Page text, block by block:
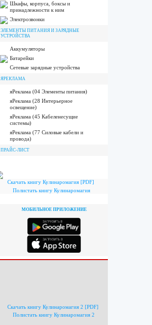
Шкафы, корпуса, боксы и
принадлежности к ним
Электрозвонки
ЭЛЕМЕНТЫ ПИТАНИЯ И ЗАРЯДНЫЕ
УСТРОЙСТВА
Аккумуляторы
Батарейки
Сетевые зарядные устройства
ЯРЕКЛАМА
яРеклама (04 Элементы питания)
яРеклама (28 Интерьерное
освещение)
яРеклама (45 Кабеленесущие
системы)
яРеклама (77 Силовые кабели и
провода)
ПРАЙС-ЛИСТ
Скачать книгу Кулинаромагия 2 [PDF]
Полистать книгу Кулинаромагия 2
Скачать книгу Кулинаромагия [PDF]
Полистать книгу Кулинаромагия
МОБИЛЬНОЕ ПРИЛОЖЕНИЕ